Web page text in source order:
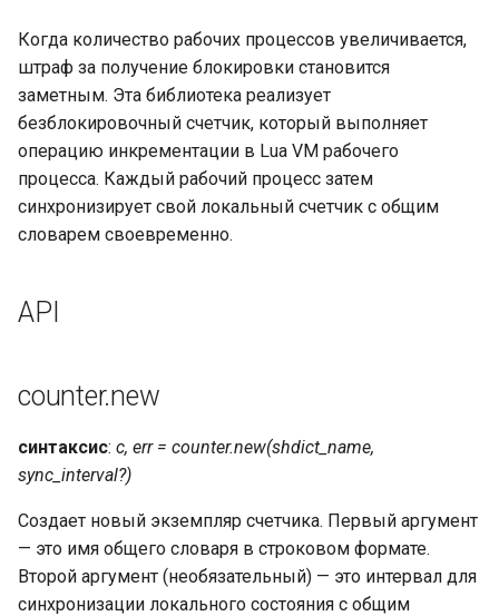
bot-verifier
brotli
cache-purge
captcha
combined-upstreams
concat
cookie-flag
cookie-limit
Когда количество рабочих процессов увеличивается,
штраф за получение блокировки становится
заметным. Эта библиотека реализует
безблокировочный счетчик, который выполняет
операцию инкрементации в Lua VM рабочего
процесса. Каждый рабочий процесс затем
синхронизирует свой локальный счетчик с общим
словарем своевременно.
API
counter.new
синтаксис: c, err = counter.new(shdict_name,
sync_interval?)
Создает новый экземпляр счетчика. Первый аргумент
— это имя общего словаря в строковом формате.
Второй аргумент (необязательный) — это интервал для
синхронизации локального состояния с общим